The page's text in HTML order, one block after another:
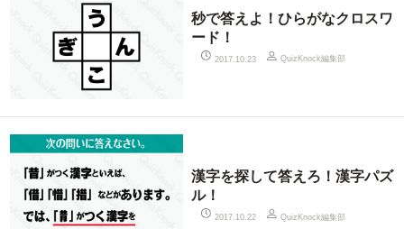
秒で答えよ！ひらがなクロスワ
ード！
2017.10.23 QuizKnock編集部
漢字を探して答えろ！漢字パズ
ル！
2017.10.22 QuizKnock編集部